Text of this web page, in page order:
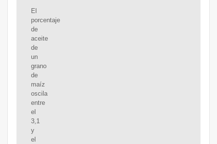
El
porcentaje
de
aceite
de
un
grano
de
maíz
oscila
entre
el
3,1
y
el